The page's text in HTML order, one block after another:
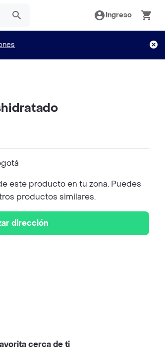
Ingreso
este producto en tu zona. Puedes
productos similares.
dirección
cerca de ti